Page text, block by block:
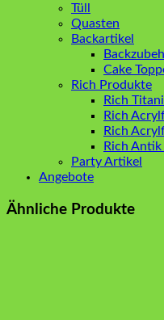
Tüll
Quasten
Backartikel
Cake
Rich Produkte
Rich
Rich
Rich
Rich
Party Artikel
Angebote
Ähnliche Produkte